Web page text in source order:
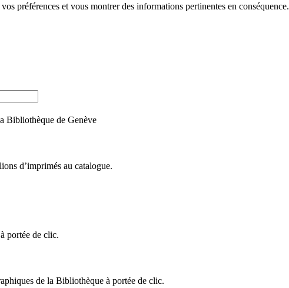
préférences et vous montrer des informations pertinentes en conséquence.
Bibliothèque de Genève
d’imprimés au catalogue.
portée de clic.
de la Bibliothèque à portée de clic.